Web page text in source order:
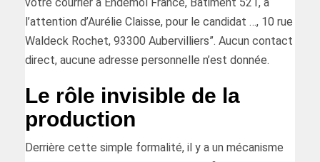
l’attention d’Aurélie Claisse, pour le candidat …, 10 rue
Waldeck Rochet, 93300 Aubervilliers”. Aucun contact
direct, aucune adresse personnelle n’est donnée.
Le rôle invisible de la
production
Derrière cette simple formalité, il y a un mécanisme